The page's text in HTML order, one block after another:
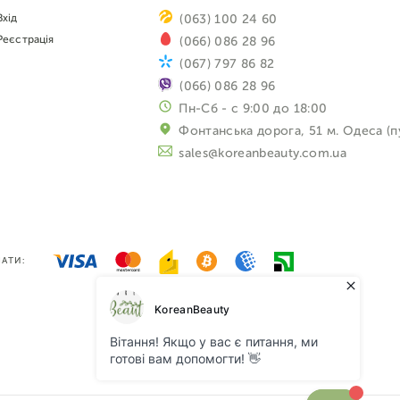
(063) 100 24 60
(066) 086 28 96
(067) 797 86 82
(066) 086 28 96
Пн-Сб - с 9:00 до 18:00
Фонтанська дорога, 51 м. Одеса
sales@koreanbeauty.com.ua